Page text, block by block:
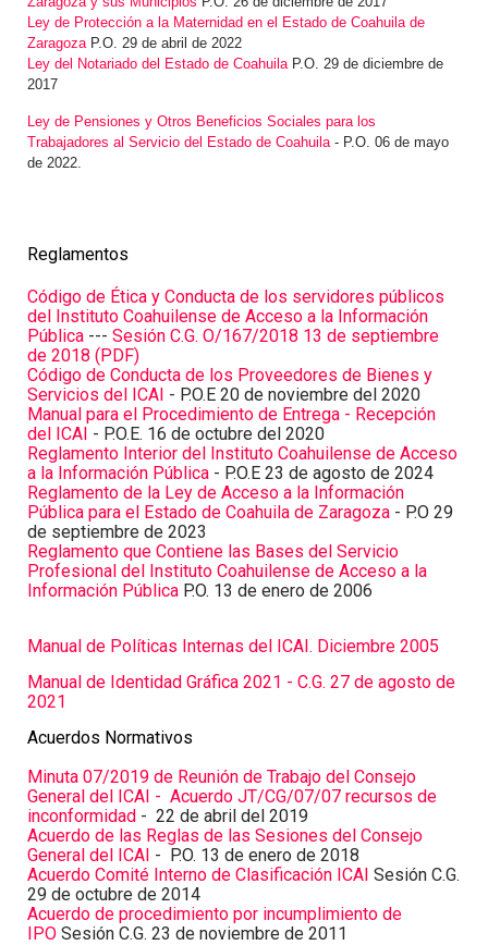
Ley de Protección a la Maternidad en el Estado de Coahuila de
Zaragoza P.O. 29 de abril de 2022
Ley del Notariado del Estado de Coahuila P.O. 29 de diciembre de
2017
Ley de Pensiones y Otros Beneficios Sociales para los
Trabajadores al Servicio del Estado de Coahuila - P.O. 06 de mayo
de 2022.
Reglamentos
Código de Ética y Conducta de los servidores públicos
del Instituto Coahuilense de Acceso a la Información
Pública --- Sesión C.G. O/167/2018 13 de septiembre
de 2018 (PDF)
Código de Conducta de los Proveedores de Bienes y
Servicios del ICAI - P.O.E 20 de noviembre del 2020
Manual para el Procedimiento de Entrega - Recepción
del ICAI - P.O.E. 16 de octubre del 2020
Reglamento Interior del Instituto Coahuilense de Acceso
a la Información Pública - P.O.E 23 de agosto de 2024
Reglamento de la Ley de Acceso a la Información
Pública para el Estado de Coahuila de Zaragoza - P.O 29
de septiembre de 2023
Reglamento que Contiene las Bases del Servicio
Profesional del Instituto Coahuilense de Acceso a la
Información Pública P.O. 13 de enero de 2006
Manual de Políticas Internas del ICAI. Diciembre 2005
Manual de Identidad Gráfica 2021 - C.G. 27 de agosto de
2021
Acuerdos Normativos
Minuta 07/2019 de Reunión de Trabajo del Consejo
General del ICAI - Acuerdo JT/CG/07/07 recursos de
inconformidad - 22 de abril del 2019
Acuerdo de las Reglas de las Sesiones del Consejo
General del ICAI - P.O. 13 de enero de 2018
Acuerdo Comité Interno de Clasificación ICAI Sesión C.G.
29 de octubre de 2014
Acuerdo de procedimiento por incumplimiento de
IPO Sesión C.G. 23 de noviembre de 2011